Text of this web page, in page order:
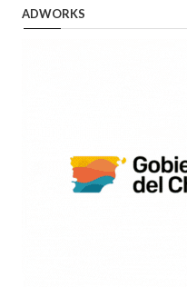
ADWORKS